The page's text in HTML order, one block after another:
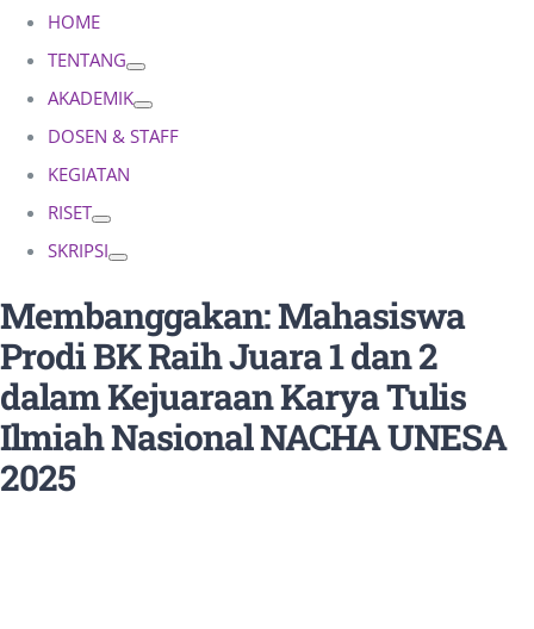
HOME
TENTANG
AKADEMIK
DOSEN & STAFF
KEGIATAN
RISET
SKRIPSI
Membanggakan: Mahasiswa
Prodi BK Raih Juara 1 dan 2
dalam Kejuaraan Karya Tulis
Ilmiah Nasional NACHA UNESA
2025